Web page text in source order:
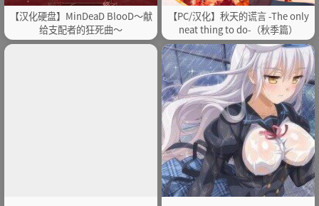
【汉化硬盘】MinDeaD BlooD～献
给支配者的狂死曲～
【PC/汉化】秋天的谎言 -The only
neat thing to do-（秋季篇）